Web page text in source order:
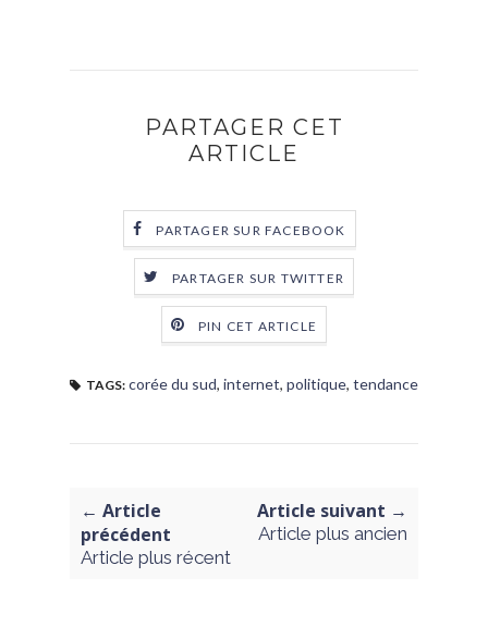
PARTAGER CET
ARTICLE
PARTAGER SUR FACEBOOK
PARTAGER SUR TWITTER
PIN CET ARTICLE
TAGS: corée du sud, internet, politique, tendance
← Article
précédent
Article plus récent
Article suivant →
Article plus ancien